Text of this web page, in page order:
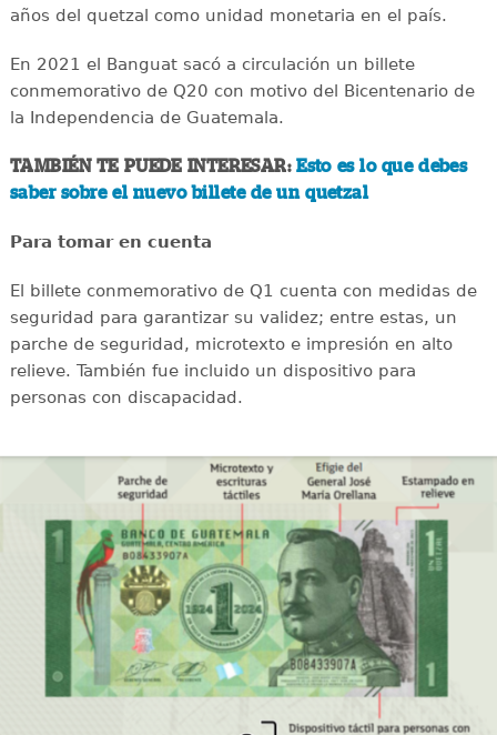
años del quetzal como unidad monetaria en el país.
En 2021 el Banguat sacó a circulación un billete
conmemorativo de Q20 con motivo del Bicentenario de
la Independencia de Guatemala.
TAMBIÉN TE PUEDE INTERESAR:Esto es lo que debes
saber sobre el nuevo billete de un quetzal
Para tomar en cuenta
El billete conmemorativo de Q1 cuenta con medidas de
seguridad para garantizar su validez; entre estas, un
parche de seguridad, microtexto e impresión en alto
relieve. También fue incluido un dispositivo para
personas con discapacidad.